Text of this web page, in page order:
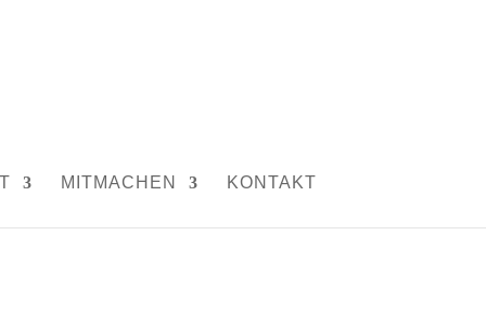
MITMACHEN KONTAKT